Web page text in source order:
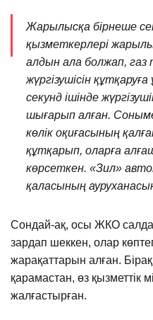
Жарылысқа бірнеше
қызметкерлері
алдын ала болжап,
жүргізушісін
секунд ішінде
шығарып алған.
көлік оқиғасының
құтқарып, оларға
көрсеткен. «Зил»
қаласының
Сондай-ақ, осы ЖКО
зардап шеккен, олар
жарақаттарын алған.
қарамастан, өз қызметтік
жалғастырған.